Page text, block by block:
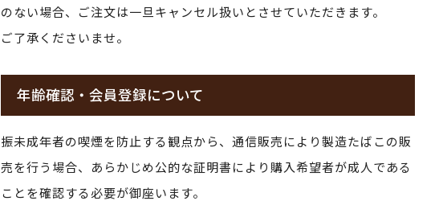
のない場合、ご注文は一旦キャンセル扱いとさせていただきます。
ご了承くださいませ。
年齢確認・会員登録について
振未成年者の喫煙を防止する観点から、通信販売により製造たばこの販
売を行う場合、あらかじめ公的な証明書により購入希望者が成人である
ことを確認する必要が御座います。